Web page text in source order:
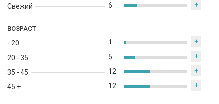
Свежий
6 +
ВОЗРАСТ
- 20
20 - 35
35 - 45
45 +
1 +
5 +
12 +
12 +